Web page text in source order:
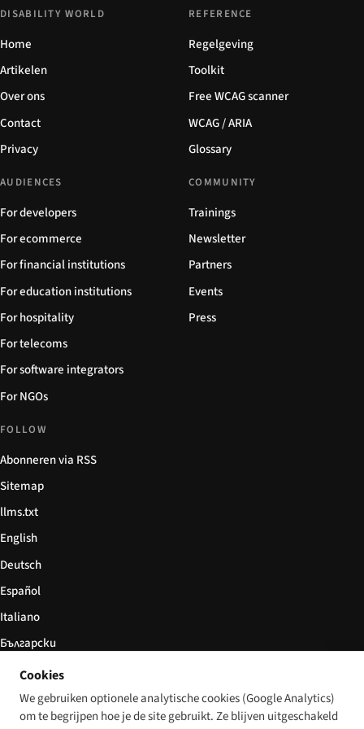
DISABILITY WORLD
Home
Artikelen
Over ons
Contact
Privacy
REFERENCE
Regelgeving
Toolkit
Free WCAG scanner
WCAG / ARIA
Glossary
AUDIENCES
For developers
For ecommerce
For financial institutions
For education institutions
For hospitality
For telecoms
For software integrators
For NGOs
COMMUNITY
Trainings
Newsletter
Partners
Events
Press
FOLLOW
Abonneren via RSS
Sitemap
llms.txt
English
Deutsch
Español
Italiano
Български
简体中文
Cookies
We gebruiken optionele analytische cookies (Google Analytics)
om te begrijpen hoe je de site gebruikt. Ze blijven uitgeschakeld